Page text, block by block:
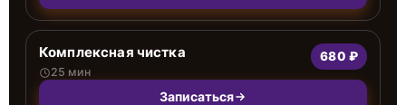
Комплексная чистка
25 мин
680 ₽
Записаться